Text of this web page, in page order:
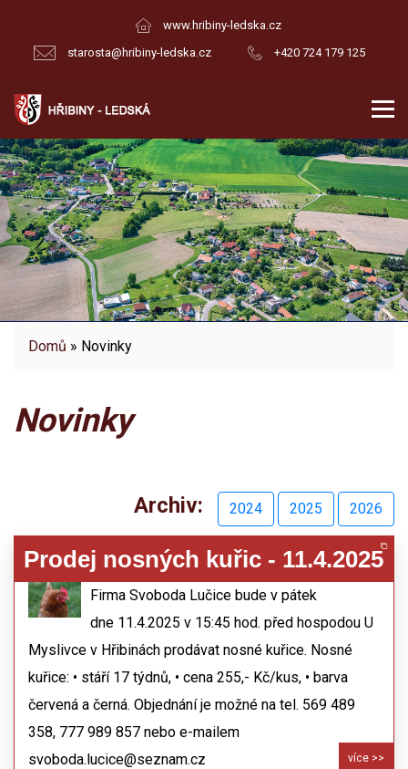
www.hribiny-ledska.cz
starosta@hribiny-ledska.cz
+420 724 179 125
Domů » Novinky
Novinky
Archiv: 2024 2025 2026
Prodej nosných kuřic - 11.4.2025
Firma Svoboda Lučice bude v pátek
dne 11.4.2025 v 15:45 hod. před hospodou U
Myslivce v Hřibinách prodávat nosné kuřice. Nosné
kuřice: • stáří 17 týdnů, • cena 255,- Kč/kus, • barva
červená a černá. Objednání je možné na tel. 569 489
358, 777 989 857 nebo e-mailem
svoboda.lucice@seznam.cz
více >>